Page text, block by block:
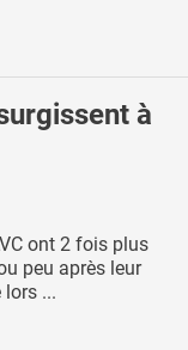
à
ont 2 fois plus
peu après leur
lors ...